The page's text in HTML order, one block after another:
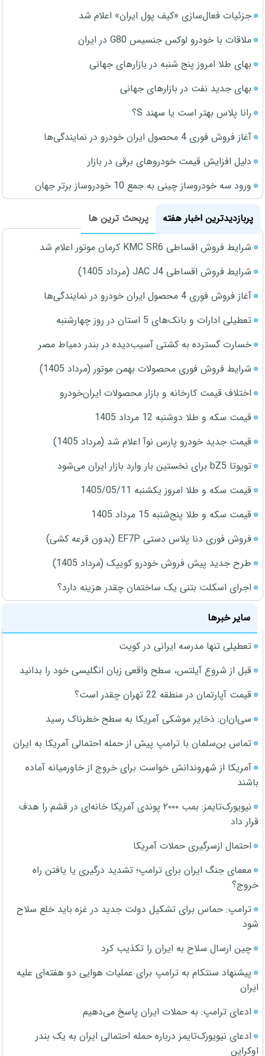
جزئیات فعال‌سازی «کیف پول ایران» اعلام شد
ملاقات با خودرو لوکس جنسیس G80 در ایران
بهای طلا امروز پنج شنبه در بازارهای جهانی
بهای جدید نفت در بازارهای جهانی
رانا پلاس بهتر است یا سهند S؟
آغاز فروش فوری 4 محصول ایران خودرو در نمایندگی‌ها
دلیل افزایش قیمت خودروهای برقی در بازار
ورود سه خودروساز چینی به جمع 10 خودروساز برتر جهان
پربازدیدترین اخبار هفته
پربحث ترین ها
شرایط فروش اقساطی KMC SR6 کرمان موتور اعلام شد
شرایط فروش اقساطی JAC J4 (مرداد 1405)
آغاز فروش فوری 4 محصول ایران خودرو در نمایندگی‌ها
تعطیلی ادارات و بانک‌های 5 استان در روز چهارشنبه
خسارت گسترده به کشتی آسیب‌دیده در بندر دمیاط مصر
شرایط فروش فوری محصولات بهمن موتور (مرداد 1405)
اختلاف قیمت کارخانه و بازار محصولات ایران‌خودرو
قیمت سکه و طلا دوشنبه 12 مرداد 1405
قیمت جدید خودرو پارس نوآ اعلام شد (مرداد 1405)
تویوتا bZ5 برای نخستین بار وارد بازار ایران می‌شود
قیمت سکه و طلا امروز یکشنبه 1405/05/11
قیمت سکه و طلا پنج‌شنبه 15 مرداد 1405
فروش فوری دنا پلاس دستی EF7P (بدون قرعه کشی)
طرح جدید پیش فروش خودرو کوییک (مرداد 1405)
اجرای اسکلت بتنی یک ساختمان چقدر هزینه دارد؟
سایر خبرها
تعطیلی تنها مدرسه ایرانی در کویت
قبل از شروع آیلتس، سطح واقعی زبان انگلیسی خود را بدانید
قیمت آپارتمان در منطقه 22 تهران چقدر است؟
سی‌ان‌ان: ذخایر موشکی آمریکا به سطح خطرناک رسید
تماس بن‌سلمان با ترامپ پیش از حمله احتمالی آمریکا به ایران
آمریکا از شهروندانش خواست برای خروج از خاورمیانه آماده
باشند
نیویورک‌تایمز: بمب ۲۰۰۰ پوندی آمریکا خانه‌ای در قشم را هدف
قرار داد
احتمال ازسرگیری حملات آمریکا
معمای جنگ ایران برای ترامپ؛ تشدید درگیری یا یافتن راه
خروج؟
ترامپ: حماس برای تشکیل دولت جدید در غزه باید خلع سلاح
شود
چین ارسال سلاح به ایران را تکذیب کرد
پیشنهاد سنتکام به ترامپ برای عملیات هوایی دو هفته‌ای علیه
ایران
ادعای ترامپ: به حملات ایران پاسخ می‌دهیم
ادعای نیویورک‌تایمز درباره حمله احتمالی ایران به یک بندر
اوکراین